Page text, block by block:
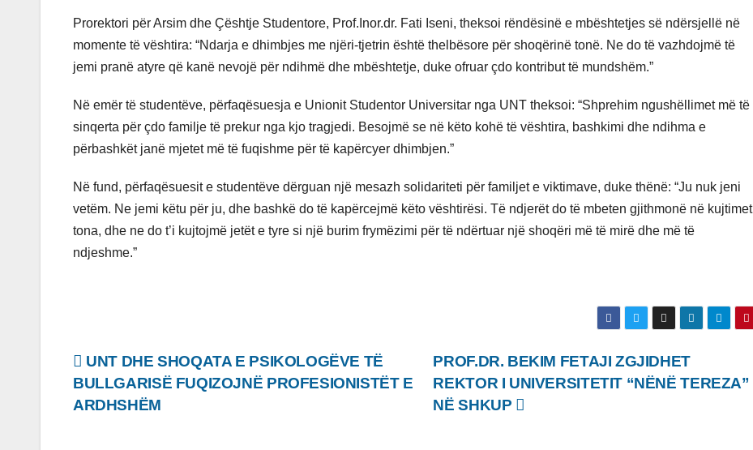
Prorektori për Arsim dhe Çështje Studentore, Prof.Inor.dr. Fati Iseni, theksoi rëndësinë e mbështetjes së ndërsjellë në
momente të vështira: “Ndarja e dhimbjes me njëri-tjetrin është thelbësore për shoqërinë tonë. Ne do të vazhdojmë të
jemi pranë atyre që kanë nevojë për ndihmë dhe mbështetje, duke ofruar çdo kontribut të mundshëm.”
Në emër të studentëve, përfaqësuesja e Unionit Studentor Universitar nga UNT theksoi: “Shprehim ngushëllimet më të
sinqerta për çdo familje të prekur nga kjo tragjedi. Besojmë se në këto kohë të vështira, bashkimi dhe ndihma e
përbashkët janë mjetet më të fuqishme për të kapërcyer dhimbjen.”
Në fund, përfaqësuesit e studentëve dërguan një mesazh solidariteti për familjet e viktimave, duke thënë: “Ju nuk jeni
vetëm. Ne jemi këtu për ju, dhe bashkë do të kapërcejmë këto vështirësi. Të ndjerët do të mbeten gjithmonë në kujtimet
tona, dhe ne do t’i kujtojmë jetët e tyre si një burim frymëzimi për të ndërtuar një shoqëri më të mirë dhe më të
ndjeshme.”
Lëvizje
te
PROF.DR. BEKIM FETAJI ZGJIDHET
REKTOR I UNIVERSITETIT “NËNË TEREZA”
NË SHKUP
UNT DHE SHOQATA E PSIKOLOGËVE TË
BULLGARISË FUQIZOJNË PROFESIONISTËT E
ARDHSHËM